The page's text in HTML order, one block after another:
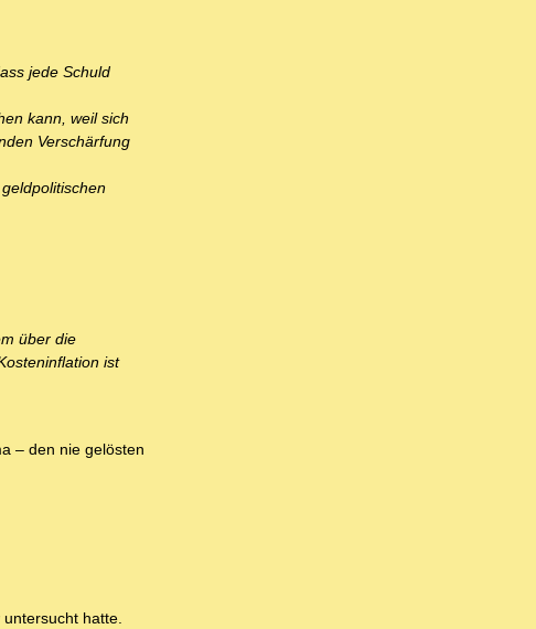
jede Schuld
kann, weil sich
Verschärfung
über die
ist
– den nie gelösten
hatte.